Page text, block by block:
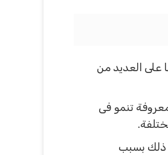
على العديد من
تنمو فى
ذلك بسبب